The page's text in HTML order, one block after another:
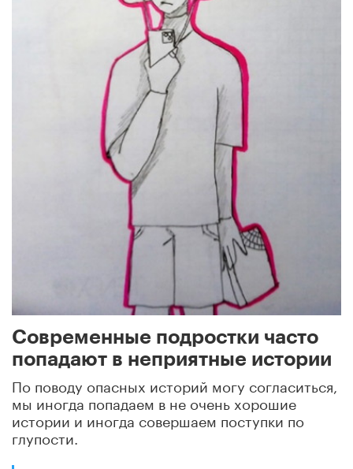
Современные подростки часто
попадают в неприятные истории
По поводу опасных историй могу согласиться,
мы иногда попадаем в не очень хорошие
истории и иногда совершаем поступки по
глупости.